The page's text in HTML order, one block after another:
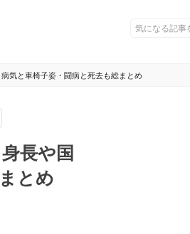
気と車椅子姿・闘病と死去も総まとめ
長や国
とめ